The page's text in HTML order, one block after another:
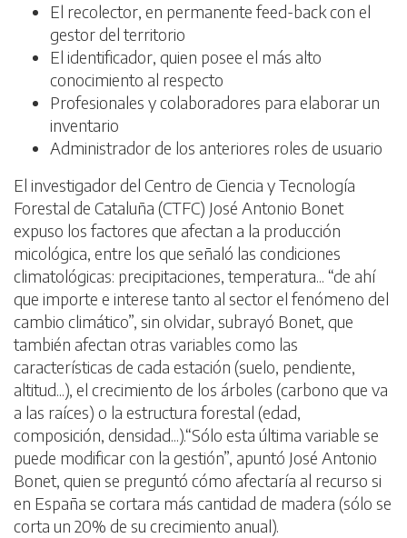
El recolector, en permanente feed-back con el
gestor del territorio
El identificador, quien posee el más alto
conocimiento al respecto
Profesionales y colaboradores para elaborar un
inventario
Administrador de los anteriores roles de usuario
El investigador del Centro de Ciencia y Tecnología
Forestal de Cataluña (CTFC) José Antonio Bonet
expuso los factores que afectan a la producción
micológica, entre los que señaló las condiciones
climatológicas: precipitaciones, temperatura... “de ahí
que importe e interese tanto al sector el fenómeno del
cambio climático”, sin olvidar, subrayó Bonet, que
también afectan otras variables como las
características de cada estación (suelo, pendiente,
altitud...), el crecimiento de los árboles (carbono que va
a las raíces) o la estructura forestal (edad,
composición, densidad...).“Sólo esta última variable se
puede modificar con la gestión”, apuntó José Antonio
Bonet, quien se preguntó cómo afectaría al recurso si
en España se cortara más cantidad de madera (sólo se
corta un 20% de su crecimiento anual).